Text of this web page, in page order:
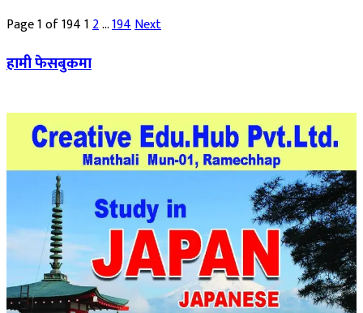
Page 1 of 19412…194Next
हामी फेसबुकमा